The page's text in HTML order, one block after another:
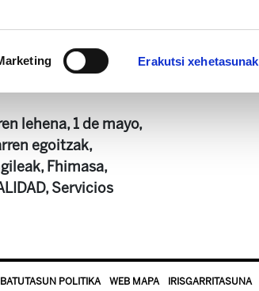
Erakutsi xehetasunak
lehena, 1 de mayo,
egoitzak,
Fhimasa,
Servicios
POLITIKA WEB MAPA IRISGARRITASUNA